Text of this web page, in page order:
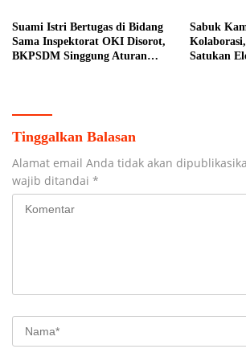
Suami Istri Bertugas di Bidang
Sama Inspektorat OKI Disorot,
BKPSDM Singgung Aturan
Sabuk
Satukan
Tinggalkan Balasan
Alamat email Anda tidak akan
wajib ditandai *